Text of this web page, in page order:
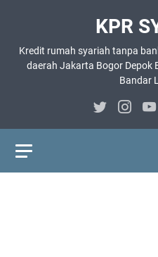
KPR
Kredit rumah syariah tanpa
daerah Jakarta Bogor Depok
Bandar